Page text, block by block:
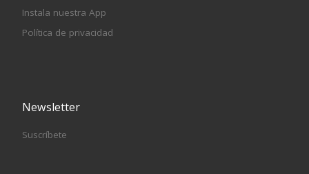
Instala nuestra App
Política de privacidad
Newsletter
Suscríbete